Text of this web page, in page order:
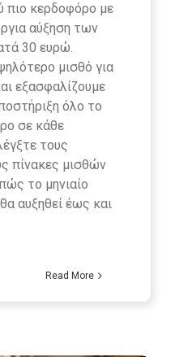
πιο κερδοφόρο με
αύξηση των
30 ευρώ.
μισθό για
εξασφαλίζουμε
όλο το
σε κάθε
τους
πίνακες μισθών
το μηνιαίο
αυξηθεί έως και
Read More